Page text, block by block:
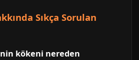
Sıkça Sorulan
kökeni nereden